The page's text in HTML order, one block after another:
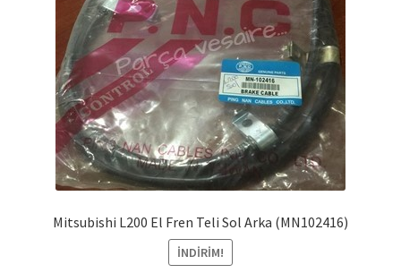
Mitsubishi L200 El Fren Teli Sol Arka (MN102416)
İNDIRIM!